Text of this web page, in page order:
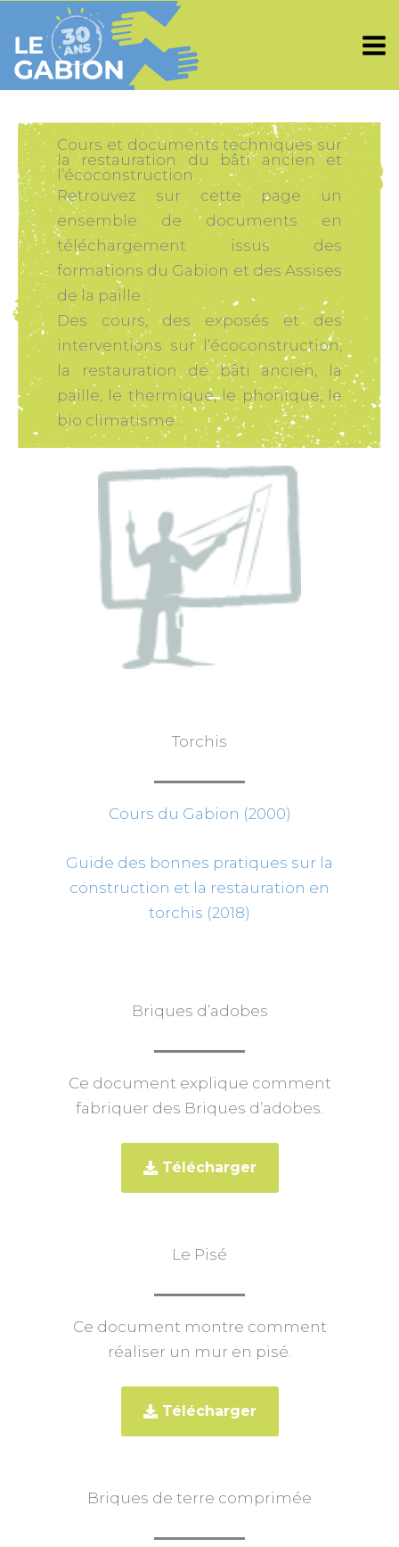
au
contenu
Cours et documents techniques sur
la restauration du bâti ancien et
l’écoconstruction​
Retrouvez sur cette page un
ensemble de documents en
téléchargement issus des
formations du Gabion et des Assises
de la paille :
Des cours, des exposés et des
interventions sur l’écoconstruction,
la restauration de bâti ancien, la
paille, le thermique, le phonique, le
bio climatisme…
Torchis
Cours du Gabion (2000)
Guide des bonnes pratiques sur la
construction et la restauration en
torchis (2018)
Briques d’adobes
Ce document explique comment
fabriquer des Briques d’adobes.
Télécharger
Le Pisé
Ce document montre comment
réaliser un mur en pisé.
Télécharger
Briques de terre comprimée